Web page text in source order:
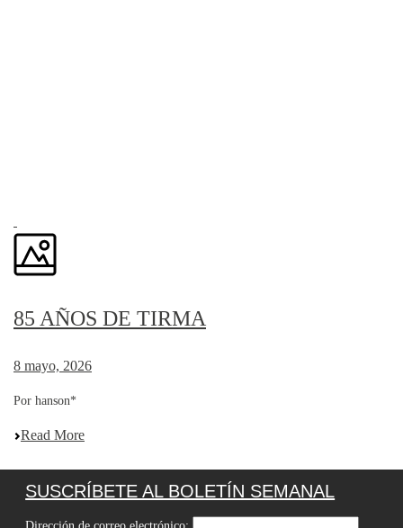
85 AÑOS DE TIRMA
8 mayo, 2026
Por hanson*
Read More
SUSCRÍBETE AL BOLETÍN SEMANAL